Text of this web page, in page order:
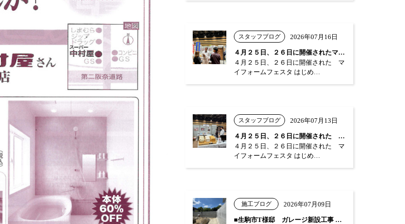
スタッフブログ 2026年07月16日
４月２５日、２６日に開催されたマイフォー…
４月２５日、２６日に開催された マ
イフォームフェスタ はじめ…
スタッフブログ 2026年07月13日
４月２５日、２６日に開催された マイフォ…
４月２５日、２６日に開催された マ
イフォームフェスタ はじめ…
施工ブログ 2026年07月09日
■生駒市T様邸 ガレージ新設工事 …